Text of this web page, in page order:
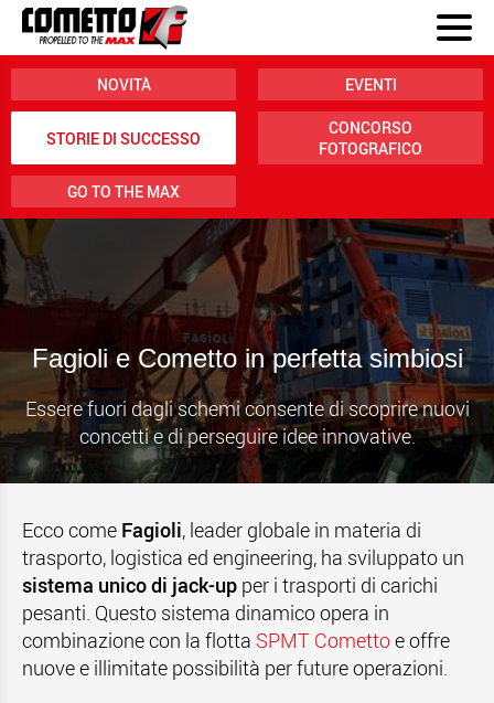
NOVITÀ EVENTI
STORIE DI SUCCESSO
CONCORSO
FOTOGRAFICO
GO TO THE MAX
Fagioli e Cometto in perfetta simbiosi
Essere fuori dagli schemi consente di scoprire nuovi
concetti e di perseguire idee innovative.
Ecco come Fagioli, leader globale in materia di
trasporto, logistica ed engineering, ha sviluppato un
sistema unico di jack-up per i trasporti di carichi
pesanti. Questo sistema dinamico opera in
combinazione con la flotta SPMT Comettoe offre
nuove e illimitate possibilità per future operazioni.